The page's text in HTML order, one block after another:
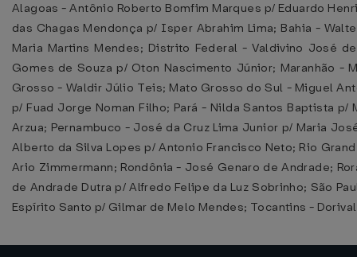
Alagoas - Antônio Roberto Bomfim Marques p/ Eduardo
das Chagas Mendonça p/ Isper Abrahim Lima; Bahia -
Maria Martins Mendes; Distrito Federal - Valdivino José
Gomes de Souza p/ Oton Nascimento Júnior; Maranhão -
Grosso - Waldir Júlio Teis; Mato Grosso do Sul - Miguel
p/ Fuad Jorge Noman Filho; Pará - Nilda Santos Baptista
Arzua; Pernambuco - José da Cruz Lima Junior p/ Maria
Alberto da Silva Lopes p/ Antonio Francisco Neto; Rio
Ario Zimmermann; Rondônia - José Genaro de Andrade;
de Andrade Dutra p/ Alfredo Felipe da Luz Sobrinho; São
Espírito Santo p/ Gilmar de Melo Mendes; Tocantins -